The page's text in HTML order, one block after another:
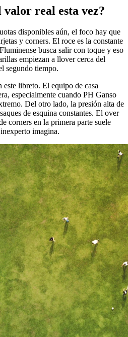
valor real esta vez?
disponibles aún, el foco hay que
y corners. El roce es la constante
busca salir con toque y eso
empiezan a llover cerca del
segundo tiempo.
libreto. El equipo de casa
especialmente cuando PH Ganso
Del otro lado, la presión alta de
de esquina constantes. El over
corners en la primera parte suele
imagina.